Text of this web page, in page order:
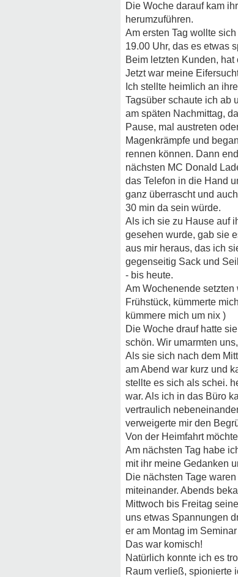
Die Woche darauf kam
herumzuführen.
Am ersten Tag wollte
19.00 Uhr, das es etwas
Beim letzten Kunden,
Jetzt war meine
Ich stellte heimlich an
Tagsüber schaute ich ab
am späten Nachmittag,
Pause, mal austreten
Magenkrämpfe und
rennen können. Dann
nächsten MC Donald
das Telefon in die Hand
ganz überrascht und
30 min da sein würde.
Als ich sie zu Hause auf
gesehen wurde, gab sie
aus mir heraus, das ich
gegenseitig Sack und
- bis heute.
Am Wochenende
Frühstück, kümmerte
kümmere mich um nix )
Die Woche drauf hatte
schön. Wir umarmten
Als sie sich nach dem
am Abend war kurz und
stellte es sich als schei.
war. Als ich in das Büro
vertraulich
verweigerte mir den
Von der Heimfahrt
Am nächsten Tag habe
mit ihr meine Gedanken
Die nächsten Tage
miteinander. Abends
Mittwoch bis Freitag
uns etwas Spannungen
er am Montag im
Das war komisch!
Natürlich konnte ich es
Raum verließ, spionierte